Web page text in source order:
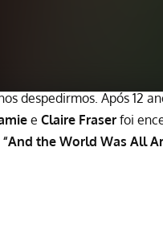
despedirmos. Após 12
e Claire Fraser foi
“And the World Was All